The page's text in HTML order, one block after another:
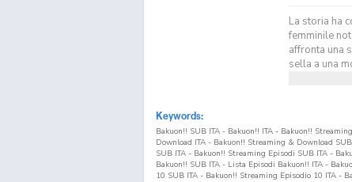
La storia ha
femminile
affronta una
sella a una
Keywords:
Bakuon!! SUB ITA - Bakuon!! ITA - Bakuon!!
Download ITA - Bakuon!! Streaming & Download
SUB ITA - Bakuon!! Streaming Episodi SUB ITA -
Bakuon!! SUB ITA - Lista Episodi Bakuon!! ITA -
10 SUB ITA - Bakuon!! Streaming Episodio 10 ITA -